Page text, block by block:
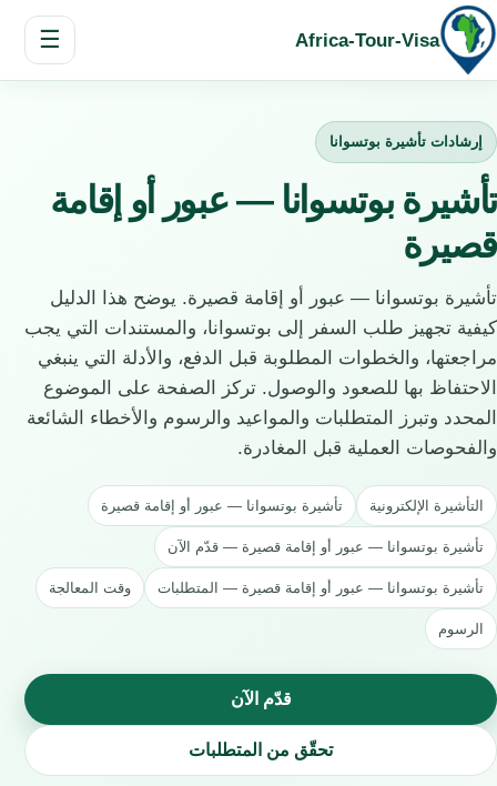
Africa-Tour-Visa
☰
إرشادات تأشيرة بوتسوانا
تأشيرة بوتسوانا — عبور أو إقامة
قصيرة
تأشيرة بوتسوانا — عبور أو إقامة قصيرة. يوضح هذا الدليل
كيفية تجهيز طلب السفر إلى بوتسوانا، والمستندات التي يجب
مراجعتها، والخطوات المطلوبة قبل الدفع، والأدلة التي ينبغي
الاحتفاظ بها للصعود والوصول. تركز الصفحة على الموضوع
المحدد وتبرز المتطلبات والمواعيد والرسوم والأخطاء الشائعة
والفحوصات العملية قبل المغادرة.
التأشيرة الإلكترونية تأشيرة بوتسوانا — عبور أو إقامة قصيرة
تأشيرة بوتسوانا — عبور أو إقامة قصيرة — قدّم الآن
تأشيرة بوتسوانا — عبور أو إقامة قصيرة — المتطلبات وقت المعالجة
الرسوم
قدّم الآن
تحقّق من المتطلبات